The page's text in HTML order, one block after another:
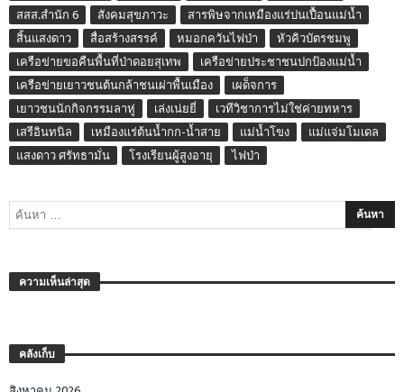
สสส.สำนัก 6
สังคมสุขภาวะ
สารพิษจากเหมืองแร่ปนเปื้อนแม่น้ำ
สิ้นแสงดาว
สื่อสร้างสรรค์ หมอกควันไฟป่า
หัวคิวบัตรชมพู
เครือข่ายขอคืนพื้นที่ป่าดอยสุเทพ
เครือข่ายประชาชนปกป้องแม่น้ำ
เครือข่ายเยาวชนต้นกล้าชนเผ่าพื้นเมือง
เผด็จการ
เยาวชนนักกิจกรรมลาหู่
เล่งเน่ยยี่
เวทีวิชาการไม่ใช่ค่ายทหาร
เสรีอินทนิล
เหมืองแร่ต้นน้ำกก-น้ำสาย แม่น้ำโขง
แม่แจ่มโมเดล
แสงดาว ศรัทธามั่น
โรงเรียนผู้สูงอายุ ไฟป่า
ความเห็นล่าสุด
คลังเก็บ